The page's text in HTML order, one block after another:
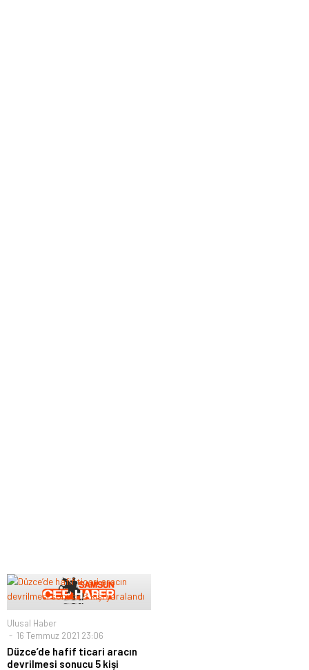
Ulusal Haber
16 Temmuz 2021 23:06
Düzce’de hafif ticari aracın
devrilmesi sonucu 5 kişi